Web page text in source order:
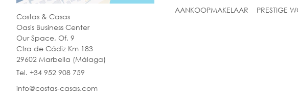
Costas & Casas
Oasis Business Center
Our Space, Of. 9
Ctra de Cádiz Km 183
29602 Marbella (Málaga)
Tel. +34 952 908 759
info@costas-casas.com
AANKOOPMAKELAAR
PRESTIGE